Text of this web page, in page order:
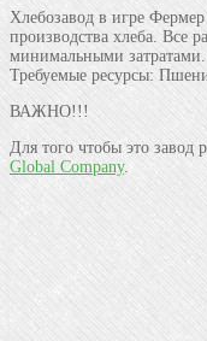
Хлебозавод в игре
производства хлеба. Все
минимальными затратами.
Требуемые ресурсы:
ВАЖНО!!!
Для того чтобы это завод
Global Company.